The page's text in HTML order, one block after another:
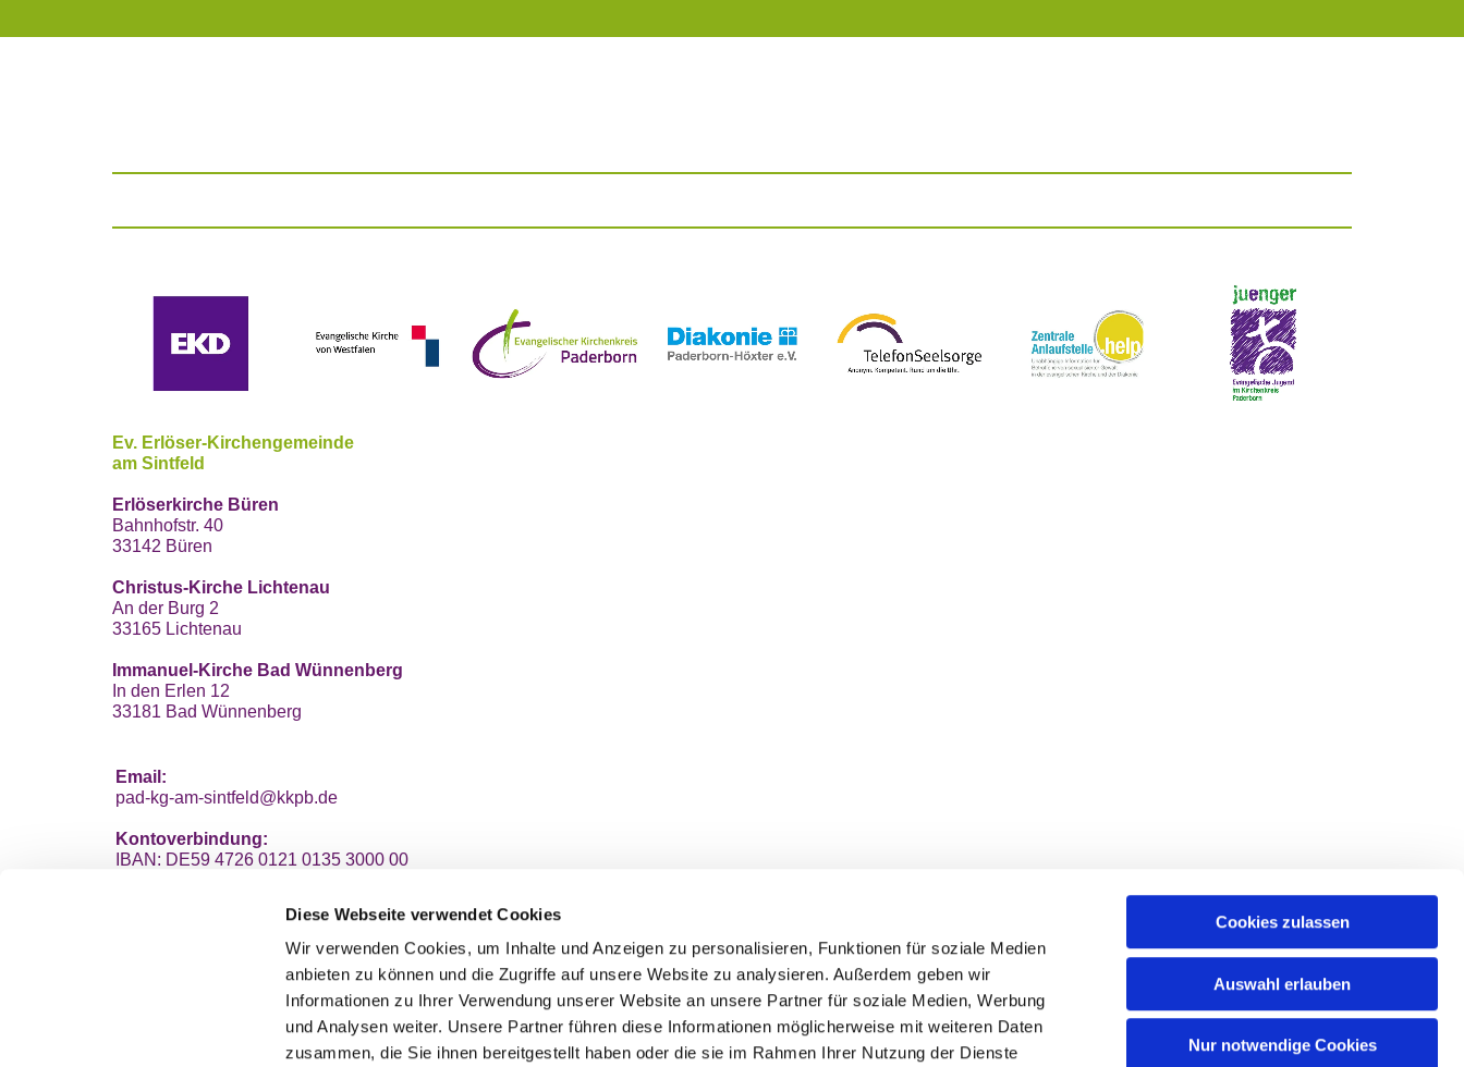
Diese Webseite verwendet Cookies
Wir verwenden Cookies, um Inhalte und Anzeigen zu personalisieren, Funktionen für soziale Medien
anbieten zu können und die Zugriffe auf unsere Website zu analysieren. Außerdem geben wir
Informationen zu Ihrer Verwendung unserer Website an unsere Partner für soziale Medien, Werbung
und Analysen weiter. Unsere Partner führen diese Informationen möglicherweise mit weiteren Daten
zusammen, die Sie ihnen bereitgestellt haben oder die sie im Rahmen Ihrer Nutzung der Dienste
Cookies zulassen
Auswahl erlauben
Nur notwendige Cookies
Ev. Erlöser-Kirchengemeinde
am Sintfeld
Erlöserkirche Büren
Bahnhofstr. 40
33142 Büren
Christus-Kirche Lichtenau
An der Burg 2
33165 Lichtenau
Immanuel-Kirche Bad Wünnenberg
In den Erlen 12
33181 Bad Wünnenberg
Email:
pad-kg-am-sintfeld@kkpb.de
Kontoverbindung:
IBAN: DE59 4726 0121 0135 3000 00